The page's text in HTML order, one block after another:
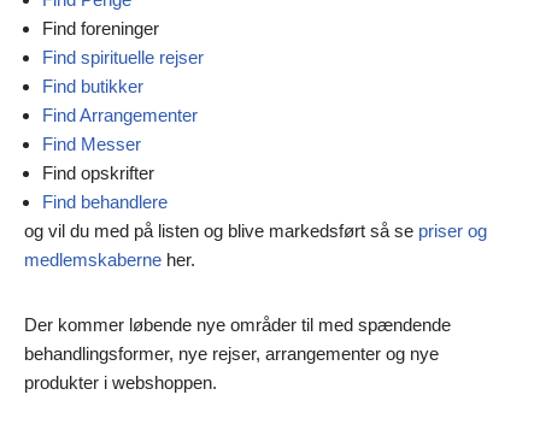
Find foreninger
Find spirituelle rejser
Find butikker
Find Arrangementer
Find Messer
Find opskrifter
Find behandlere
og vil du med på listen og blive markedsført så se priser og
medlemskaberne her.
Der kommer løbende nye områder til med spændende
behandlingsformer, nye rejser, arrangementer og nye
produkter i webshoppen.